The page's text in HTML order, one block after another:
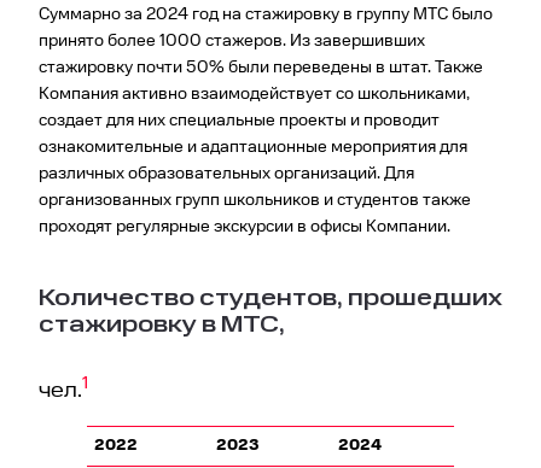
Суммарно за 2024 год на стажировку в группу МТС было
принято более 1000 стажеров. Из завершивших
стажировку почти 50% были переведены в штат. Также
Компания активно взаимодействует со школьниками,
создает для них специальные проекты и проводит
ознакомительные и адаптационные мероприятия для
различных образовательных организаций. Для
организованных групп школьников и студентов также
проходят регулярные экскурсии в офисы Компании.
Количество студентов, прошедших
стажировку в МТС,
чел.1
2022 2023 2024